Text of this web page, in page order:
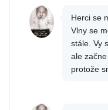
Herci se
Vlny se
stále. Vy
ale
protože